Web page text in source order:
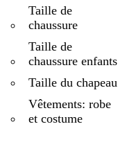
Taille de
chaussure
Taille de
chaussure enfants
Taille du chapeau
Vêtements: robe
et costume